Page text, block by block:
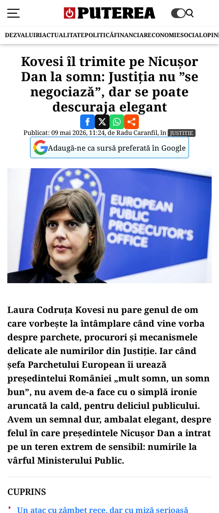
DEZVALUIRIACTUALITATEPOLITICĂFINANCIARECONOMIESOCIAL
Kovesi îl trimite pe Nicușor
Dan la somn: Justiția nu ”se
negociază”, dar se poate
descuraja elegant
Publicat: 09 mai 2026, 11:24, deRadu Caranfil, în JUSTITIE
Adaugă-ne ca sursă preferată în Google
Laura Codruța Kovesi nu pare genul de om
care vorbește la întâmplare când vine vorba
despre parchete, procurori și mecanismele
delicate ale numirilor din Justiție. Iar când
șefa Parchetului European îi urează
președintelui României „mult somn, un somn
bun”, nu avem de-a face cu o simplă ironie
aruncată la cald, pentru deliciul publicului.
Avem un semnal dur, ambalat elegant, despre
felul în care președintele Nicușor Dan a intrat
pe un teren extrem de sensibil: numirile la
vârful Ministerului Public.
CUPRINS
Un atac cu zâmbet rece, dar cu miză serioasă